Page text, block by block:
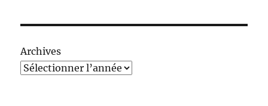
Archives